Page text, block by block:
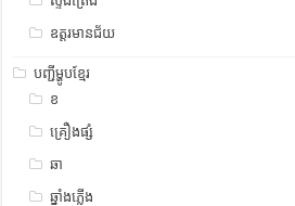
ឧត្ដរមានជ័យ
បញ្ជីម្ហូបខ្មែរ
ខ
គ្រឿងផ្សំ
ឆា
ឆ្នាំងភ្លើង